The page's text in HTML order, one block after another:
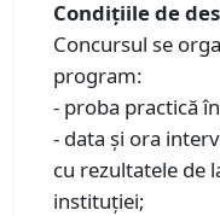
Condiţiile de
Concursul se
program:
- proba practică
- data şi ora
cu rezultatele de
instituţiei;